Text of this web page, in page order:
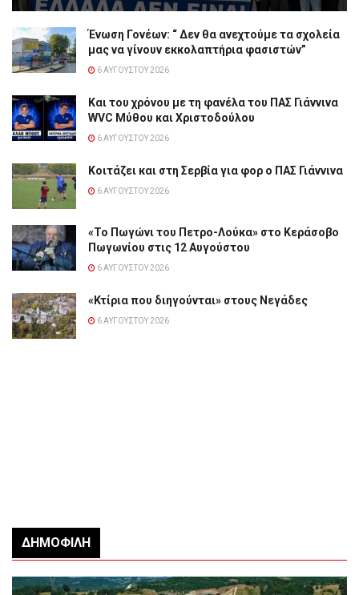
Ένωση Γονέων: “ Δεν θα ανεχτούμε τα σχολεία
μας να γίνουν εκκολαπτήρια φασιστών”
6 ΑΥΓΟΎΣΤΟΥ 2026
Και του χρόνου με τη φανέλα του ΠΑΣ Γιάννινα
WVC Μύθου και Χριστοδούλου
6 ΑΥΓΟΎΣΤΟΥ 2026
Κοιτάζει και στη Σερβία για φορ ο ΠΑΣ Γιάννινα
6 ΑΥΓΟΎΣΤΟΥ 2026
«Το Πωγώνι του Πετρο-Λούκα» στο Κεράσοβο
Πωγωνίου στις 12 Αυγούστου
6 ΑΥΓΟΎΣΤΟΥ 2026
«Κτίρια που διηγούνται» στους Νεγάδες
6 ΑΥΓΟΎΣΤΟΥ 2026
ΔΗΜΟΦΙΛΉ